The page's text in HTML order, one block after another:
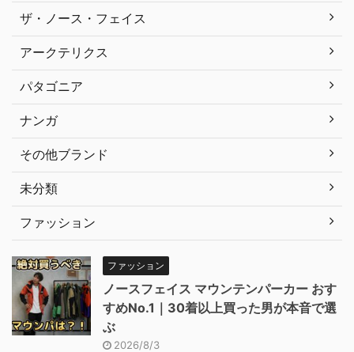
ザ・ノース・フェイス
アークテリクス
パタゴニア
ナンガ
その他ブランド
未分類
ファッション
ファッション
ノースフェイス マウンテンパーカー おす
すめNo.1｜30着以上買った男が本音で選
ぶ
2026/8/3